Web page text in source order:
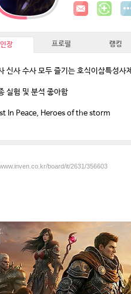
인장 프로필 랭킹
신사 수사 모두 즐기는 호식이삼특성사제
실험 및 분석 좋아함
In Peace, Heroes of the storm
board/it/2631/356603